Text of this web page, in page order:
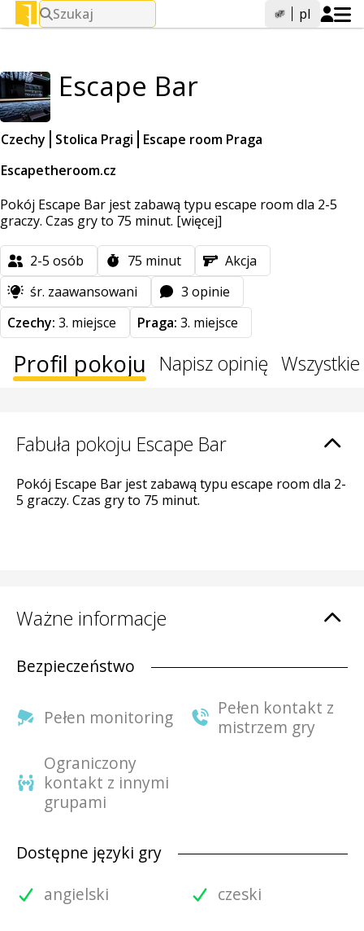
Szukaj pl
Escape Bar
Czechy Stolica Pragi
Escape room Praga
Escapetheroom.cz
Pokój Escape Bar jest zabawą typu escape room dla 2-5
graczy. Czas gry to 75 minut. [więcej]
2-5 osób 75 minut
Akcja
śr. zaawansowani
3 opinie
Czechy: 3. miejsce Praga: 3. miejsce
Profil pokoju Napisz opinię
Fabuła pokoju Escape Bar
Pokój Escape Bar jest zabawą typu escape room dla 2-
5 graczy. Czas gry to 75 minut.
Ważne informacje
Bezpieczeństwo
Pełen monitoring
Pełen kontakt z
mistrzem gry
Ograniczony
kontakt z innymi
grupami
Dostępne języki gry
angielski
czeski